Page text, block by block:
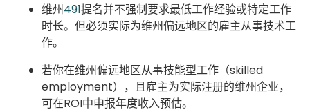
维州491提名并不强制要求最低工作经验或特定工作
时长。但必须实际为维州偏远地区的雇主从事技术工
作。
若你在维州偏远地区从事技能型工作（skilled
employment），且雇主为实际注册的维州企业，
可在ROI中申报年度收入预估。